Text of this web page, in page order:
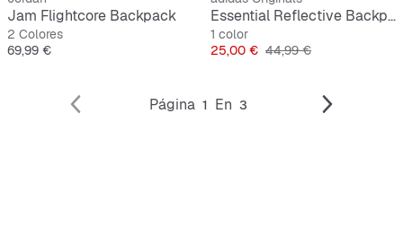
Jam Flightcore Backpack
2 Colores
Precio
69,99 €
Essential Reflective Backpack
1 color
Precio
25,00 € Precio original
44,99 €
Página 1 En 3